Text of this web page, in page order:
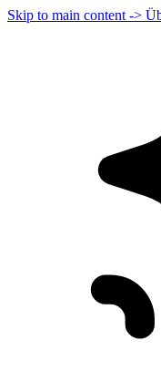
Skip to main content ->